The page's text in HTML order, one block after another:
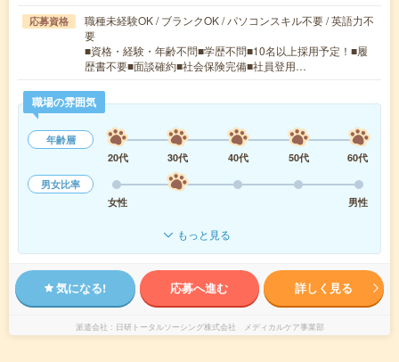
応募資格
職種未経験OK / ブランクOK / パソコンスキル不要 / 英語力不
要
■資格・経験・年齢不問■学歴不問■10名以上採用予定！■履
歴書不要■面談確約■社会保険完備■社員登用…
職場の雰囲気
年齢層
20代
30代 40代 50代
60代
男女比率
女性
男性
もっと見る
気になる! 応募へ進む 詳しく見る
派遣会社 日研トータルソーシング株式会社 メディカルケア事業部